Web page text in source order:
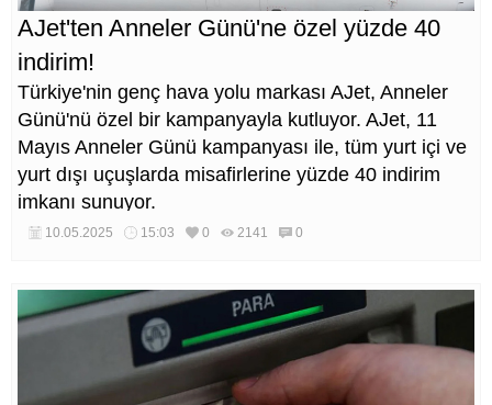
AJet'ten Anneler Günü'ne özel yüzde 40
indirim!
Türkiye'nin genç hava yolu markası AJet, Anneler
Günü'nü özel bir kampanyayla kutluyor. AJet, 11
Mayıs Anneler Günü kampanyası ile, tüm yurt içi ve
yurt dışı uçuşlarda misafirlerine yüzde 40 indirim
imkanı sunuyor.
10.05.2025 15:03 0 2141 0